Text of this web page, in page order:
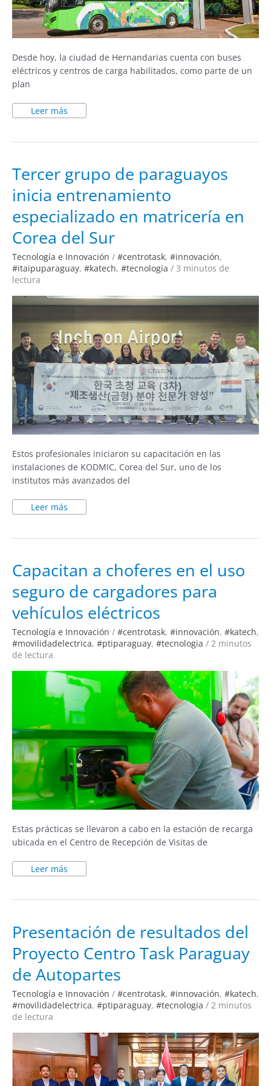
Desde hoy, la ciudad de Hernandarias cuenta con buses
eléctricos y centros de carga habilitados, como parte de un
plan
Leer más
Tercer grupo de paraguayos
inicia entrenamiento
especializado en matricería en
Corea del Sur
Tecnología e Innovación / #centrotask, #innovación,
#itaipuparaguay, #katech, #tecnologia / 3 minutos de
lectura
Estos profesionales iniciaron su capacitación en las
instalaciones de KODMIC, Corea del Sur, uno de los
institutos más avanzados del
grupo
de
paraguayos
inicia
especializado
en
matricería
en
Corea
del
Sur
Leer más
Capacitan a choferes en el uso
seguro de cargadores para
vehículos eléctricos
Tecnología e Innovación / #centrotask, #innovación, #katech,
#movilidadelectrica, #ptiparaguay, #tecnologia / 2 minutos
de lectura
Estas prácticas se llevaron a cabo en la estación de recarga
ubicada en el Centro de Recepción de Visitas de
Capacitan
a
choferes
el
uso
seguro
de
para
vehículos
eléctricos
Leer más
Presentación de resultados del
Proyecto Centro Task Paraguay
de Autopartes
Tecnología e Innovación / #centrotask, #innovación, #katech,
#movilidadelectrica, #ptiparaguay, #tecnologia / 2 minutos
de lectura
de
resultados
Proyecto
Centro
Task
Paraguay
Autopartes